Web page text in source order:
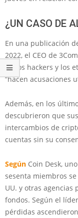
¿UN CASO DE
En una publicación
2022, el CEO de
de los hackers y los
“hacen acusaciones
Además, en los
descubrieron que
intercambios de
cuentas sin su
Según Coin Desk,
sesenta miembros
UU. y otras
fondos. Según el
pérdidas